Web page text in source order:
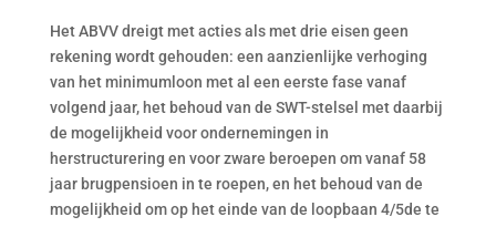
Het ABVV dreigt met acties als met drie eisen geen
rekening wordt gehouden: een aanzienlijke verhoging
van het minimumloon met al een eerste fase vanaf
volgend jaar, het behoud van de SWT-stelsel met daarbij
de mogelijkheid voor ondernemingen in
herstructurering en voor zware beroepen om vanaf 58
jaar brugpensioen in te roepen, en het behoud van de
mogelijkheid om op het einde van de loopbaan 4/5de te